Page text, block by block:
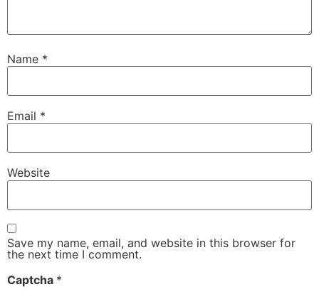
Name *
Email *
Website
Save my name, email, and website in this browser for
the next time I comment.
Captcha *